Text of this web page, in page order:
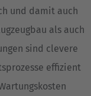
und damit auch
als auch
sind clevere
effizient